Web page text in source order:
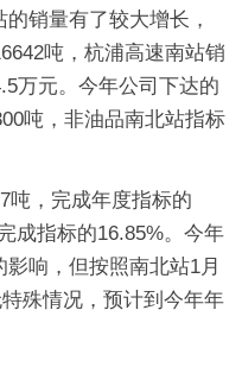
销量有了较大增长，
吨，杭浦高速南站销
万元。今年公司下达的
吨，非油品南北站指标
吨，完成年度指标的
成指标的16.85%。今年
响，但按照南北站1月
殊情况，预计到今年年